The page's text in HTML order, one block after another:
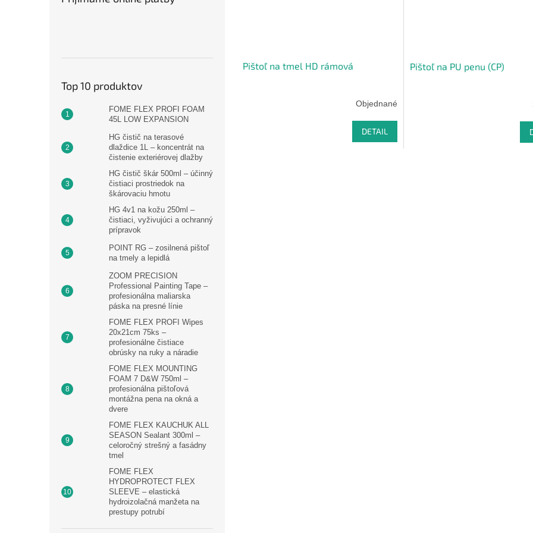
Top 10 produktov
FOME FLEX PROFI FOAM
45L LOW EXPANSION
HG čistič na terasové
dlaždice 1L – koncentrát na
čistenie exteriérovej dlažby
HG čistič škár 500ml – účinný
čistiaci prostriedok na
škárovaciu hmotu
HG 4v1 na kožu 250ml –
čistiaci, vyživujúci a ochranný
prípravok
POINT RG – zosilnená pištoľ
na tmely a lepidlá
ZOOM PRECISION
Professional Painting Tape –
profesionálna maliarska
páska na presné línie
FOME FLEX PROFI Wipes
20x21cm 75ks –
profesionálne čistiace
obrúsky na ruky a náradie
FOME FLEX MOUNTING
FOAM 7 D&W 750ml –
profesionálna pištoľová
montážna pena na okná a
dvere
FOME FLEX KAUCHUK ALL
SEASON Sealant 300ml –
celoročný strešný a fasádny
tmel
FOME FLEX
HYDROPROTECT FLEX
SLEEVE – elastická
hydroizolačná manžeta na
prestupy potrubí
Pištoľ na tmel HD rámová
Objednané
DETAIL
Pištoľ na PU penu (CP)